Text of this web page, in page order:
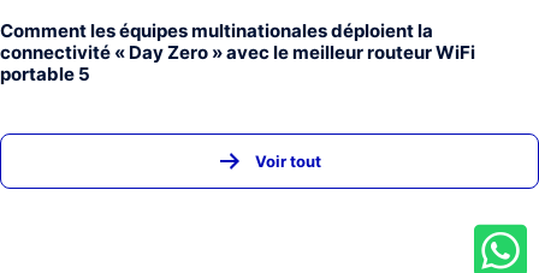
Comment les équipes multinationales déploient la
connectivité « Day Zero » avec le meilleur routeur WiFi
portable 5
Voir tout